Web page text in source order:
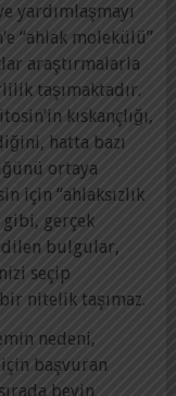
yardımlaşmayı
“ahlak molekülü”
araştırmalarla
taşımaktadır.
kıskançlığı,
hatta bazı
ortaya
için “ahlaksızlık
gerçek
bulgular,
seçip
nitelik taşımaz.
nedeni,
başvuran
beyin